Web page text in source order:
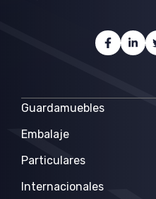
Guardamuebles
Embalaje
Particulares
Internacionales